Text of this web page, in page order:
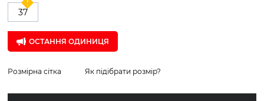
37
ОСТАННЯ ОДИНИЦЯ
Розмірна сітка Як підібрати розмір?